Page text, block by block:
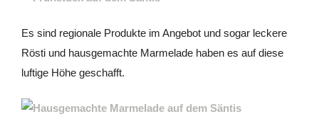
Es sind regionale Produkte im Angebot und sogar leckere
Rösti und hausgemachte Marmelade haben es auf diese
luftige Höhe geschafft.